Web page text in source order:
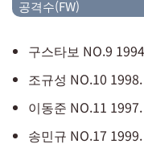
공격수(FW)
구스타보 NO.9
조규성 NO.10
이동준 NO.11
송민규 NO.17